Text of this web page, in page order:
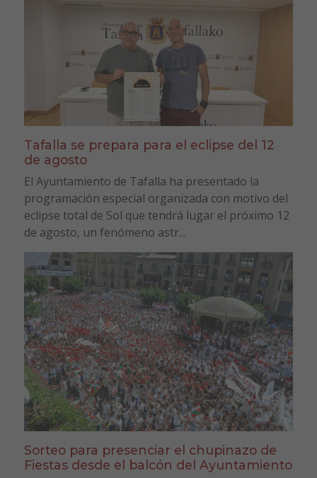
Tafalla se prepara para el eclipse del 12
de agosto
El Ayuntamiento de Tafalla ha presentado la
programación especial organizada con motivo del
eclipse total de Sol que tendrá lugar el próximo 12
de agosto, un fenómeno astr...
Sorteo para presenciar el chupinazo de
Fiestas desde el balcón del Ayuntamiento